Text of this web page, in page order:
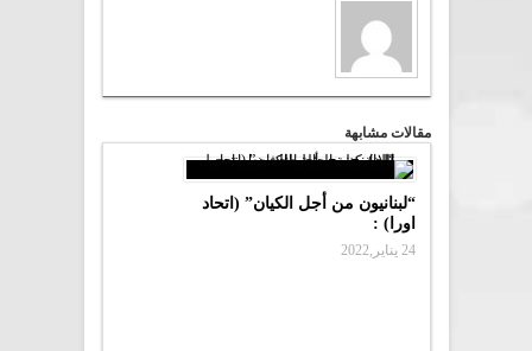
مقالات مشابهة
“لبنانيون من أجل الكيان” (اتحاد
اورا) :
24 يناير,2022